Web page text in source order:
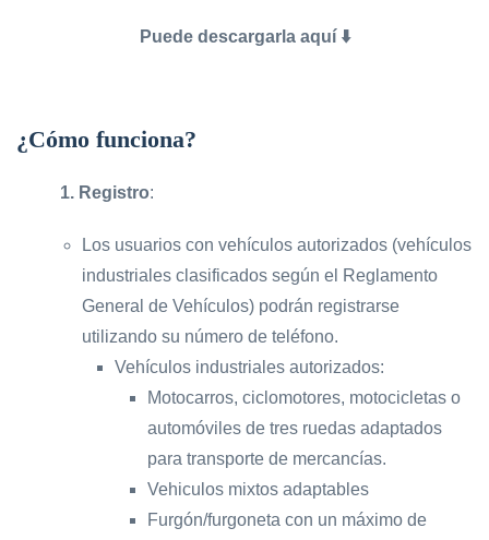
Puede descargarla aquí ⬇️
¿Cómo funciona?
1. Registro:
Los usuarios con vehículos autorizados (vehículos
industriales clasificados según el Reglamento
General de Vehículos) podrán registrarse
utilizando su número de teléfono.
Vehículos industriales autorizados:
Motocarros, ciclomotores, motocicletas o
automóviles de tres ruedas adaptados
para transporte de mercancías.
Vehiculos mixtos adaptables
Furgón/furgoneta con un máximo de